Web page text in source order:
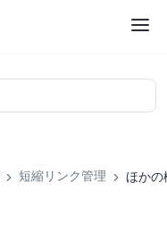
短縮リンク管理 ほかの